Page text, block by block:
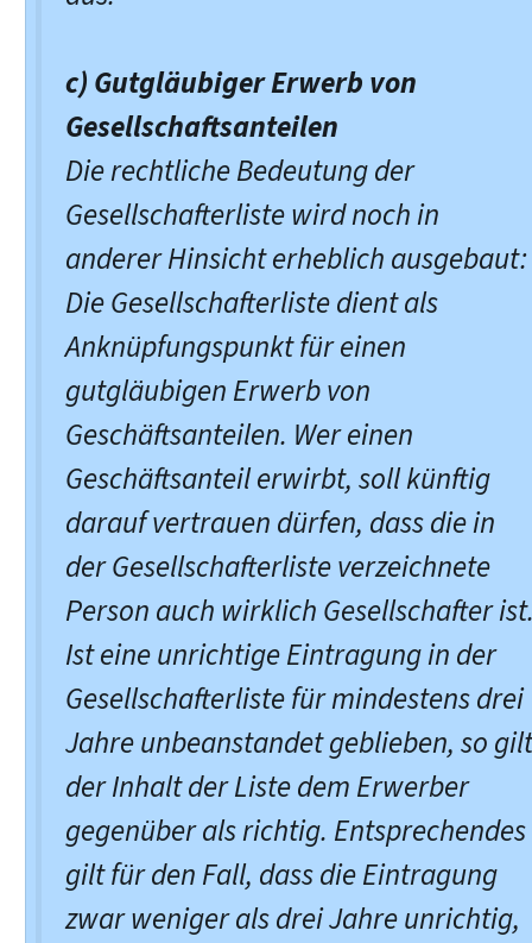
c) Gutgläubiger Erwerb von
Gesellschaftsanteilen
Die rechtliche Bedeutung der
Gesellschafterliste wird noch in
anderer Hinsicht erheblich ausgebaut:
Die Gesellschafterliste dient als
Anknüpfungspunkt für einen
gutgläubigen Erwerb von
Geschäftsanteilen. Wer einen
Geschäftsanteil erwirbt, soll künftig
darauf vertrauen dürfen, dass die in
der Gesellschafterliste verzeichnete
Person auch wirklich Gesellschafter
Ist eine unrichtige Eintragung in der
Gesellschafterliste für mindestens drei
Jahre unbeanstandet geblieben, so gilt
der Inhalt der Liste dem Erwerber
gegenüber als richtig. Entsprechendes
gilt für den Fall, dass die Eintragung
zwar weniger als drei Jahre unrichtig,